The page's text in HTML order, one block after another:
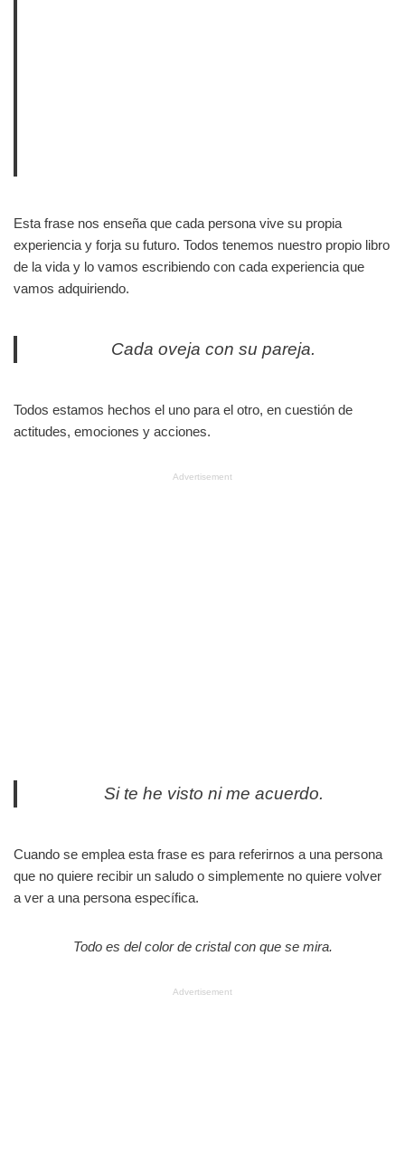
Esta frase nos enseña que cada persona vive su propia
experiencia y forja su futuro. Todos tenemos nuestro propio libro
de la vida y lo vamos escribiendo con cada experiencia que
vamos adquiriendo.
Cada oveja con su pareja.
Todos estamos hechos el uno para el otro, en cuestión de
actitudes, emociones y acciones.
Advertisement
Si te he visto ni me acuerdo.
Cuando se emplea esta frase es para referirnos a una persona
que no quiere recibir un saludo o simplemente no quiere volver
a ver a una persona específica.
Todo es del color de cristal con que se mira.
Advertisement